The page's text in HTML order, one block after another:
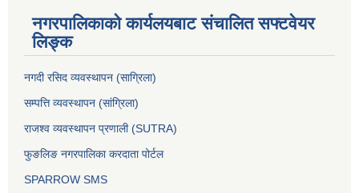
नगरपालिकाको कार्यलयबाट संचालित सफ्टवेयर
लिङ्क
नगदी रसिद व्यवस्थापन (साग्रिला)
सम्पत्ति व्यवस्थापन (सांग्रिला)
राजश्व व्यवस्थापन प्रणाली (SUTRA)
फुङलिङ नगरपालिका करदाता पोर्टल
SPARROW SMS